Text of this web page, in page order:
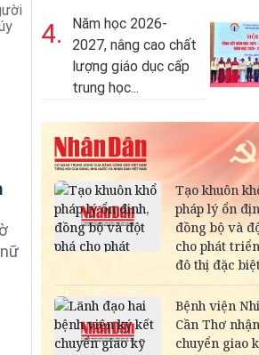
4.
Năm học 2026-
2027, nâng cao chất
lượng giáo dục cấp
trung học...